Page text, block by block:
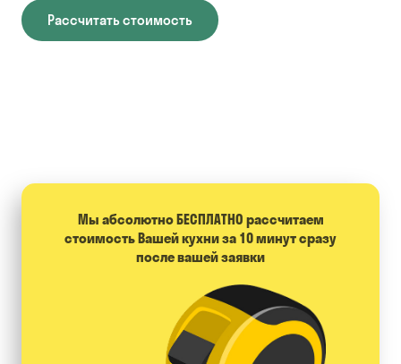
Рассчитать стоимость
Мы абсолютно БЕСПЛАТНО расcчитаем
стоимость Вашей кухни за 10 минут сразу
после вашей заявки